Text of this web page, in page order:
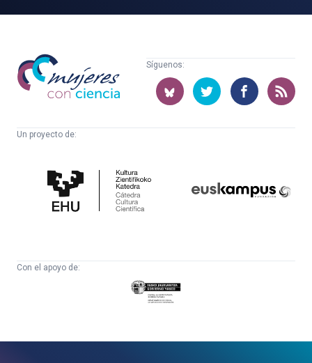
Mujeres
con
ciencia
Síguenos:
Un proyecto de:
Cultura
Científica
Con el apoyo de:
Eusko
Jaurlaritza